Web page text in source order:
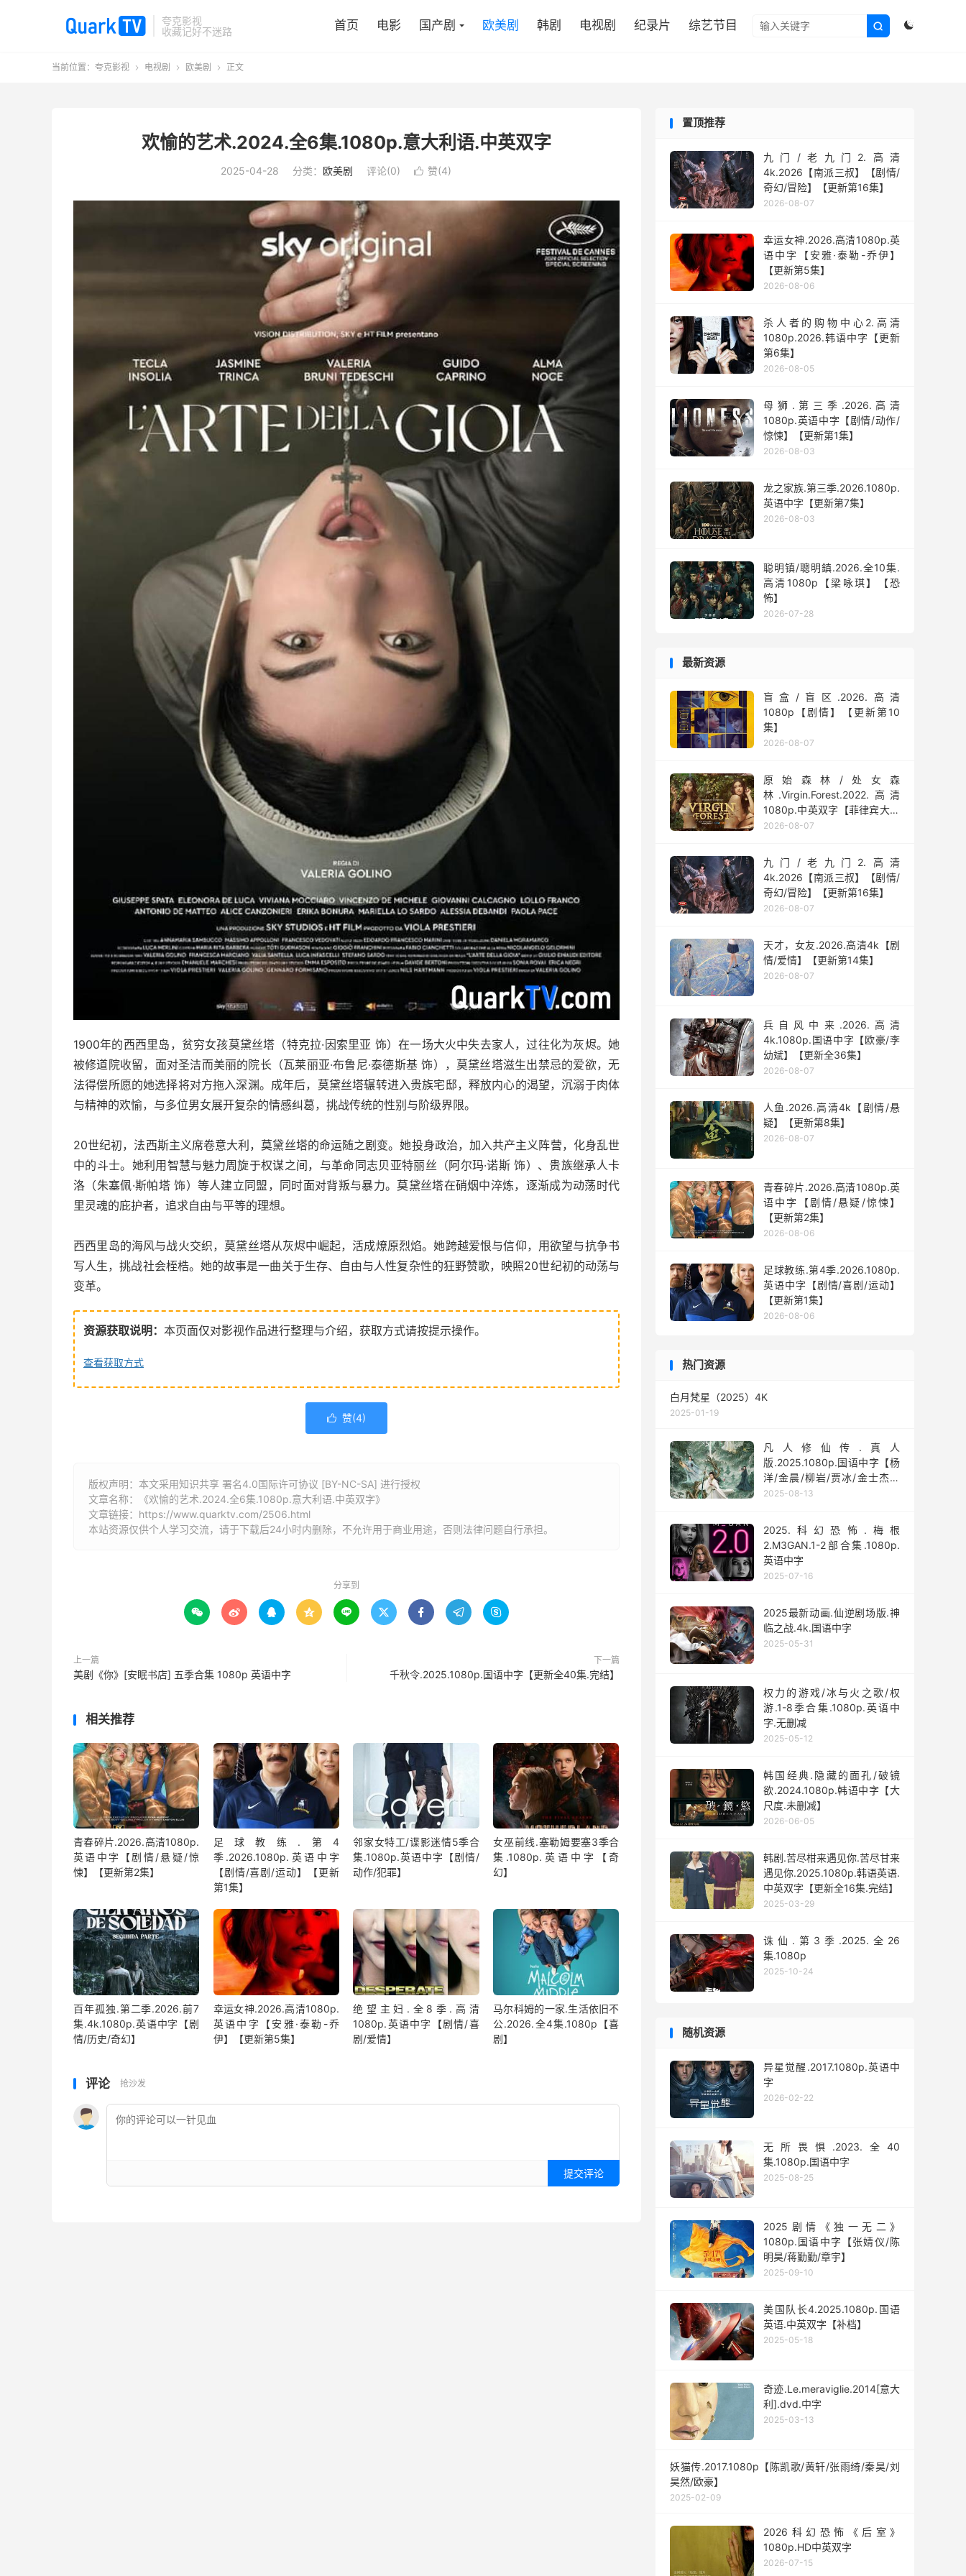
夸克影视
收藏记好不迷路


首页 电影 国产剧 欧美剧 韩剧 电视剧 纪录片 综艺节目
当前位置： 夸克影视  电视剧  欧美剧  正文
欢愉的艺术.2024.全6集.1080p.意大利语.中英双字
2025-04-28 分类： 欧美剧 评论(0)  赞(4)
1900年的西西里岛，贫穷女孩莫黛丝塔（特克拉·因索里亚 饰）在一场大火中失去家人，过往化为灰烬。她
被修道院收留，面对圣洁而美丽的院长（瓦莱丽亚·布鲁尼·泰德斯基 饰），莫黛丝塔滋生出禁忌的爱欲，无
法得偿所愿的她选择将对方拖入深渊。成年后，莫黛丝塔辗转进入贵族宅邸，释放内心的渴望，沉溺于肉体
与精神的欢愉，与多位男女展开复杂的情感纠葛，挑战传统的性别与阶级界限。
20世纪初，法西斯主义席卷意大利，莫黛丝塔的命运随之剧变。她投身政治，加入共产主义阵营，化身乱世
中的斗士。她利用智慧与魅力周旋于权谋之间，与革命同志贝亚特丽丝（阿尔玛·诺斯 饰）、贵族继承人卡
洛（朱塞佩·斯帕塔 饰）等人建立同盟，同时面对背叛与暴力。莫黛丝塔在硝烟中淬炼，逐渐成为动荡时代
里灵魂的庇护者，追求自由与平等的理想。
西西里岛的海风与战火交织，莫黛丝塔从灰烬中崛起，活成燎原烈焰。她跨越爱恨与信仰，用欲望与抗争书
写人生，挑战社会桎梏。她的故事是一曲关于生存、自由与人性复杂性的狂野赞歌，映照20世纪初的动荡与
变革。
资源获取说明： 本页面仅对影视作品进行整理与介绍，获取方式请按提示操作。
查看获取方式
 赞(4)
版权声明：本文采用知识共享 署名4.0国际许可协议 [BY-NC-SA] 进行授权
文章名称：《欢愉的艺术.2024.全6集.1080p.意大利语.中英双字》
文章链接： https://www.quarktv.com/2506.html
本站资源仅供个人学习交流，请于下载后24小时内删除，不允许用于商业用途，否则法律问题自行承担。
分享到
        
上一篇
美剧《你》[安眠书店] 五季合集 1080p 英语中字
下一篇
千秋令.2025.1080p.国语中字【更新全40集.完结】
相关推荐
青春碎片.2026.高清1080p.
英语中字【剧情/悬疑/惊
悚】【更新第2集】
足球教练.第4
季.2026.1080p.英语中字
【剧情/喜剧/运动】【更新
第1集】
邻家女特工/谍影迷情5季合
集.1080p.英语中字【剧情/
动作/犯罪】
女巫前线.塞勒姆要塞3季合
集.1080p.英语中字【奇
幻】
百年孤独.第二季.2026.前7
集.4k.1080p.英语中字【剧
情/历史/奇幻】
幸运女神.2026.高清1080p.
英语中字【安雅·泰勒-乔
伊】【更新第5集】
绝望主妇.全8季.高清
1080p.英语中字【剧情/喜
剧/爱情】
马尔科姆的一家.生活依旧不
公.2026.全4集.1080p【喜
剧】
评论 抢沙发
提交评论
置顶推荐
九门/老九门2.高清
4k.2026【南派三叔】【剧情/
奇幻/冒险】【更新第16集】
2026-08-07
幸运女神.2026.高清1080p.英
语中字【安雅·泰勒-乔伊】
【更新第5集】
2026-08-06
杀人者的购物中心2.高清
1080p.2026.韩语中字【更新
第6集】
2026-08-05
母狮.第三季.2026.高清
1080p.英语中字【剧情/动作/
惊悚】【更新第1集】
2026-08-03
龙之家族.第三季.2026.1080p.
英语中字【更新第7集】
2026-08-03
聪明镇/聰明鎮.2026.全10集.
高清1080p【梁咏琪】【恐
怖】
2026-07-28
最新资源
盲盒/盲区.2026.高清
1080p【剧情】【更新第10
集】
2026-08-07
原始森林/处女森
林.Virgin.Forest.2022.高清
1080p.中英双字【菲律宾大尺
度】
2026-08-07
九门/老九门2.高清
4k.2026【南派三叔】【剧情/
奇幻/冒险】【更新第16集】
2026-08-07
天才，女友.2026.高清4k【剧
情/爱情】【更新第14集】
2026-08-07
兵自风中来‎.2026.高清
4k.1080p.国语中字【欧豪/李
幼斌】【更新全36集】
2026-08-07
人鱼.2026.高清4k【剧情/悬
疑】【更新第8集】
2026-08-07
青春碎片.2026.高清1080p.英
语中字【剧情/悬疑/惊悚】
【更新第2集】
2026-08-06
足球教练.第4季.2026.1080p.
英语中字【剧情/喜剧/运动】
【更新第1集】
2026-08-06
热门资源
白月梵星（2025）4K
2025-01-19
凡人修仙传.真人
版.2025.1080p.国语中字【杨
洋/金晨/柳岩/贾冰/金士杰】
【全30集】
2025-08-13
2025.科幻恐怖.梅根
2.M3GAN.1-2部合集.1080p.
英语中字
2025-07-16
2025最新动画.仙逆剧场版.神
临之战.4k.国语中字
2025-05-31
权力的游戏/冰与火之歌/权
游.1-8季合集.1080p.英语中
字.无删减
2025-05-12
韩国经典.隐藏的面孔/破镜
欲.2024.1080p.韩语中字【大
尺度.未删减】
2026-06-05
韩剧.苦尽柑来遇见你.苦尽甘来
遇见你.2025.1080p.韩语英语.
中英双字【更新全16集.完结】
2025-03-29
诛仙.第3季.2025.全26
集.1080p
2025-10-24
随机资源
异星觉醒.2017.1080p.英语中
字
2026-02-22
无所畏惧.2023.全40
集.1080p.国语中字
2025-08-25
2025剧情《独一无二》
1080p.国语中字【张婧仪/陈
明昊/蒋勤勤/章宇】
2025-09-10
美国队长4.2025.1080p.国语
英语.中英双字【补档】
2025-05-18
奇迹.Le.meraviglie‎.2014[意大
利].dvd.中字
2025-03-13
妖猫传.2017.1080p【陈凯歌/黄轩/张雨绮/秦昊/刘
昊然/欧豪】
2025-02-09
2026科幻恐怖《后室》
1080p.HD中英双字
2026-07-15